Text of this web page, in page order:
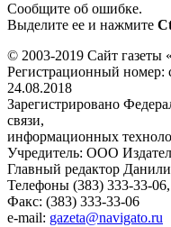
Сообщите об ошибке.
Выделите ее и нажмите
© 2003-2019 Сайт
Регистрационный
24.08.2018
Зарегистрировано
связи,
информационных
Учредитель: ООО
Главный редактор
Телефоны (383) 333-33-
Факс: (383) 333-33-06
e-mail: gazeta@navigato.ru